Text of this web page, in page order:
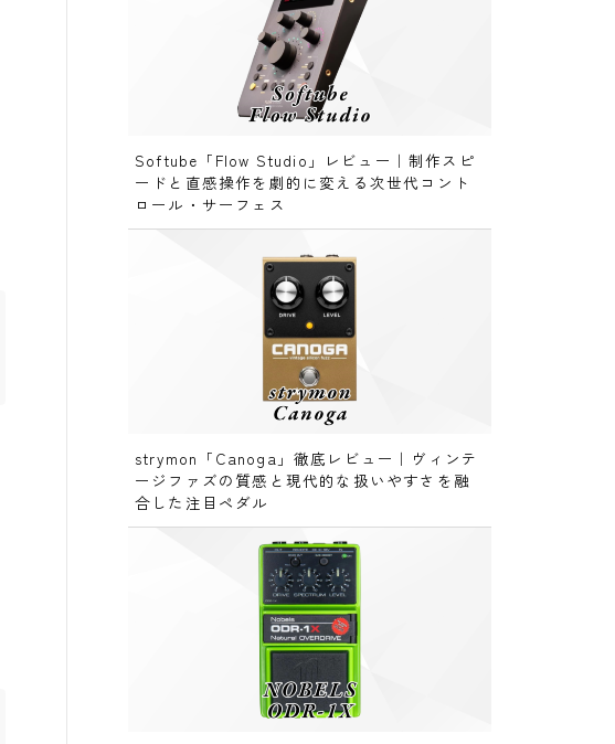
Softube「Flow Studio」レビュー｜制作スピ
ードと直感操作を劇的に変える次世代コント
ロール・サーフェス
strymon「Canoga」徹底レビュー｜ヴィンテ
ージファズの質感と現代的な扱いやすさを融
合した注目ペダル